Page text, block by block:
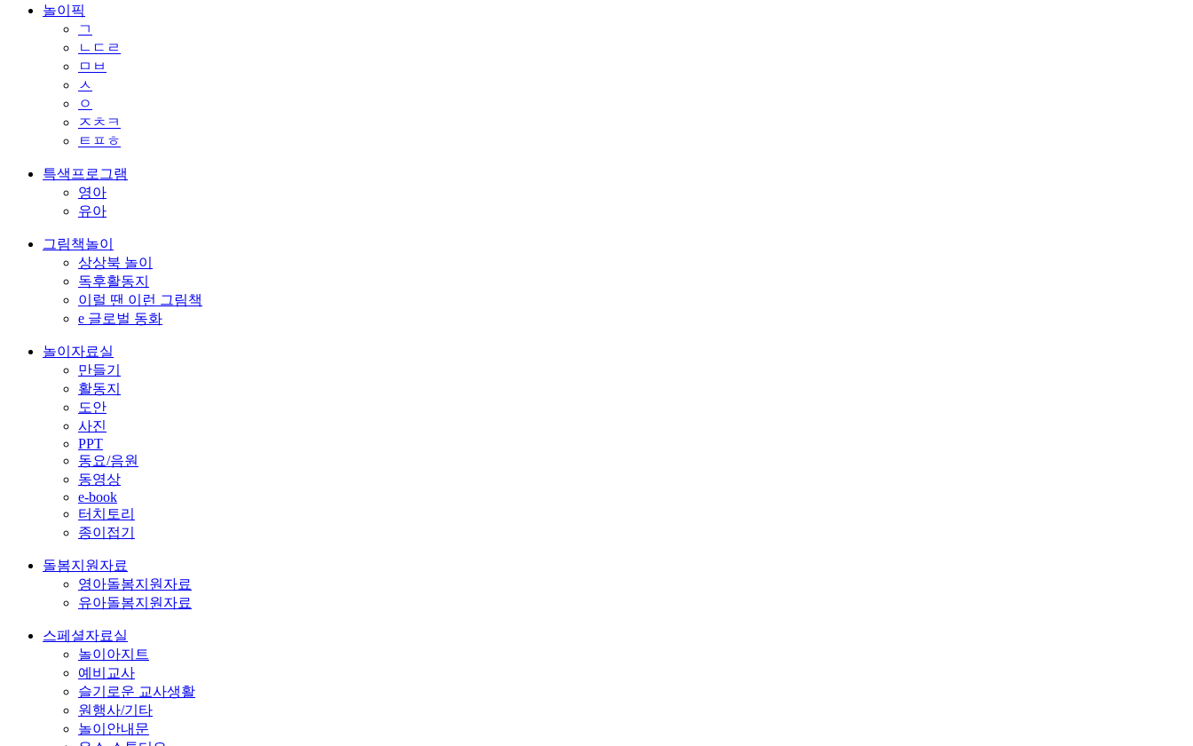
놀이픽
ㄱ
ㄴㄷㄹ
ㅁㅂ
ㅅ
ㅇ
ㅈㅊㅋ
ㅌㅍㅎ
특색프로그램
영아
유아
그림책놀이
상상북 놀이
독후활동지
이럴 땐 이런 그림책
e 글로벌 동화
놀이자료실
만들기
활동지
도안
사진
PPT
동요/음원
동영상
e-book
터치토리
종이접기
돌봄지원자료
영아돌봄지원자료
유아돌봄지원자료
스페셜자료실
놀이아지트
예비교사
슬기로운 교사생활
원행사/기타
놀이안내문